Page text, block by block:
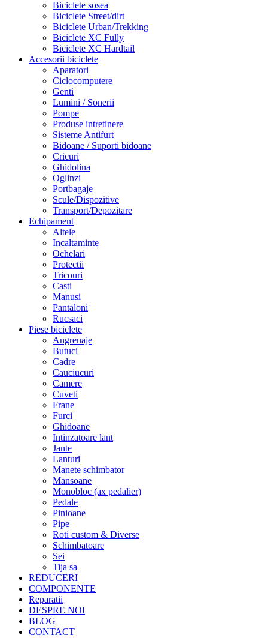
Biciclete sosea
Biciclete Street/dirt
Biciclete Urban/Trekking
Biciclete XC Fully
Biciclete XC Hardtail
Accesorii biciclete
Aparatori
Ciclocomputere
Genti
Lumini / Sonerii
Pompe
Produse intretinere
Sisteme Antifurt
Bidoane / Suporti bidoane
Cricuri
Ghidolina
Oglinzi
Portbagaje
Scule/Dispozitive
Transport/Depozitare
Echipament
Altele
Incaltaminte
Ochelari
Protectii
Tricouri
Casti
Manusi
Pantaloni
Rucsaci
Piese biciclete
Angrenaje
Butuci
Cadre
Cauciucuri
Camere
Cuveti
Frane
Furci
Ghidoane
Intinzatoare lant
Jante
Lanturi
Manete schimbator
Mansoane
Monobloc (ax pedalier)
Pedale
Pinioane
Pipe
Roti custom & Diverse
Schimbatoare
Sei
Tija sa
REDUCERI
COMPONENTE
Reparatii
DESPRE NOI
BLOG
CONTACT